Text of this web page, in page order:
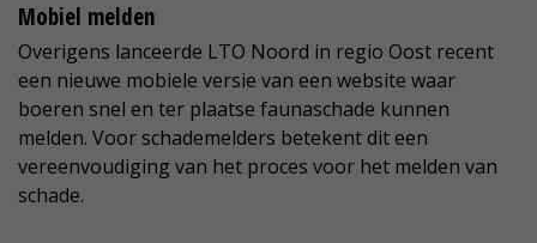
Mobiel melden
Overigens lanceerde LTO Noord in regio Oost recent
een nieuwe mobiele versie van een website waar
boeren snel en ter plaatse faunaschade kunnen
melden. Voor schademelders betekent dit een
vereenvoudiging van het proces voor het melden van
schade.